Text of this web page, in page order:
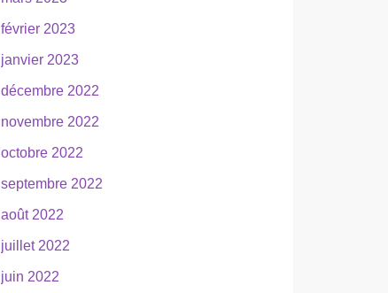
février 2023
janvier 2023
décembre 2022
novembre 2022
octobre 2022
septembre 2022
août 2022
juillet 2022
juin 2022